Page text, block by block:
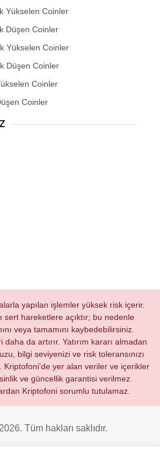
Yükselen Coinler
Düşen Coinler
Yükselen Coinler
Düşen Coinler
Coinler
Coinler
yapılan işlemler yüksek risk içerir.
sert hareketlere açıktır; bu nedenle
veya tamamını kaybedebilirsiniz.
daha da artırır. Yatırım kararı almadan
bilgi seviyenizi ve risk toleransınızı
yer alan veriler ve içerikler
ve güncellik garantisi verilmez.
Kriptofoni sorumlu tutulamaz.
Tüm hakları saklıdır.